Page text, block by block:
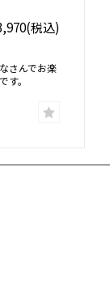
(税込)
さんでお楽
す。